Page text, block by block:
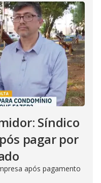
Síndico
pagar por
após pagamento